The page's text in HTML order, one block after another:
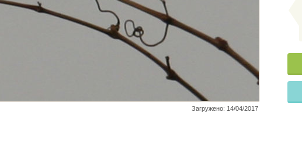
Загружено: 14/04/2017